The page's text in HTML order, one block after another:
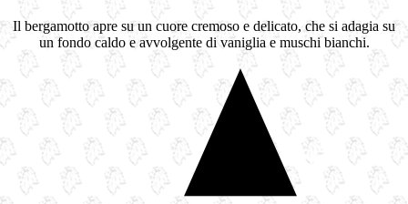
Il bergamotto apre su un cuore cremoso e delicato, che si adagia su
un fondo caldo e avvolgente di vaniglia e muschi bianchi.